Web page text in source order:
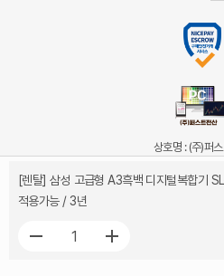
[렌탈] 삼성 고급형 A3흑백 디지털복합기
적용가능 / 3년
상호명 : (주)퍼
사업자등록번호 :